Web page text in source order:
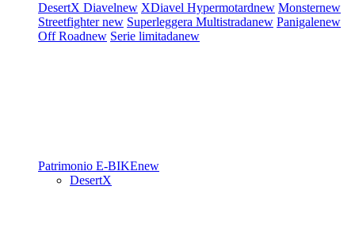
DesertX Diavelnew XDiavel Hypermotardnew Monsternew
Streetfighternew Superleggera Multistradanew Panigalenew
Off Roadnew Serie limitadanew
Patrimonio E-BIKEnew
DesertX